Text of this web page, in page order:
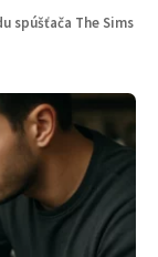
spúšťača The Sims